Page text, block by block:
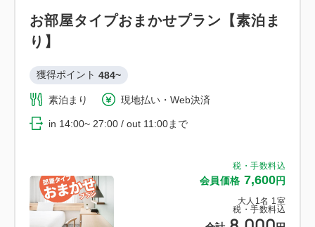
税・手数料込
会員価格 7,600円
大人 1 名 1 室
税・手数料込
お部屋タイプおまかせプラン【素泊ま
り】
獲得ポイント 484~
素泊まり 現地払い・Web決済
in 14:00~ 27:00 / out 11:00まで